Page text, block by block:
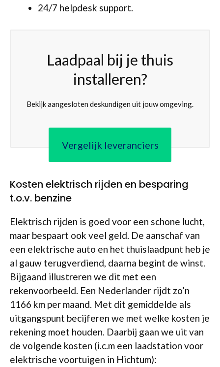
24/7 helpdesk support.
Laadpaal bij je thuis
installeren?
Bekijk aangesloten deskundigen uit jouw omgeving.
Vergelijk leveranciers
Kosten elektrisch rijden en besparing
t.o.v. benzine
Elektrisch rijden is goed voor een schone lucht,
maar bespaart ook veel geld. De aanschaf van
een elektrische auto en het thuislaadpunt heb je
al gauw terugverdiend, daarna begint de winst.
Bijgaand illustreren we dit met een
rekenvoorbeeld. Een Nederlander rijdt zo’n
1166 km per maand. Met dit gemiddelde als
uitgangspunt becijferen we met welke kosten je
rekening moet houden. Daarbij gaan we uit van
de volgende kosten (i.c.m een laadstation voor
elektrische voortuigen in Hichtum):